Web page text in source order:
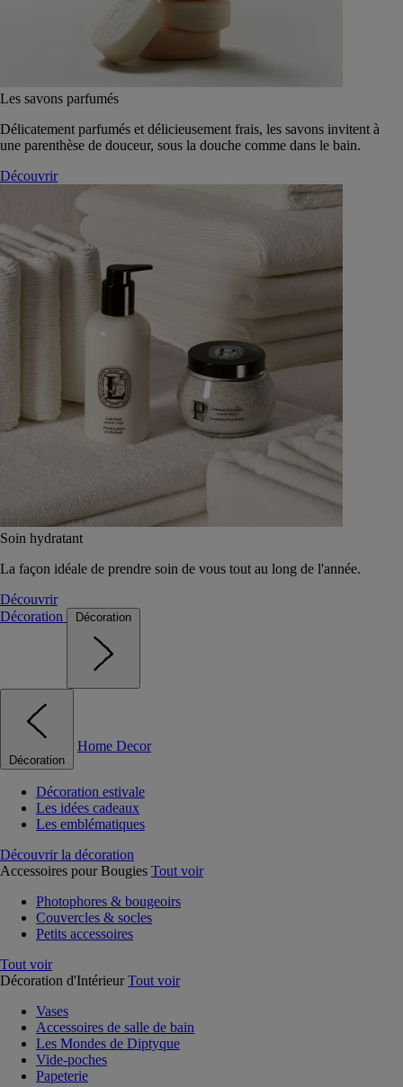
Les savons parfumés
Délicatement parfumés et délicieusement frais, les savons invitent à
une parenthèse de douceur, sous la douche comme dans le bain.
Découvrir
Soin hydratant
La façon idéale de prendre soin de vous tout au long de l'année.
Découvrir
Décoration
Décoration
Décoration
Home Decor
Décoration estivale
Les idées cadeaux
Les emblématiques
Découvrir la décoration
Accessoires pour Bougies Tout voir
Photophores & bougeoirs
Couvercles & socles
Petits accessoires
Tout voir
Décoration d'Intérieur Tout voir
Vases
Accessoires de salle de bain
Les Mondes de Diptyque
Vide-poches
Papeterie